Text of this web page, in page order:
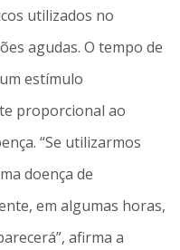
utilizados no
agudas. O tempo de
estímulo
proporcional ao
“Se utilizarmos
doença de
em algumas horas,
afirma a